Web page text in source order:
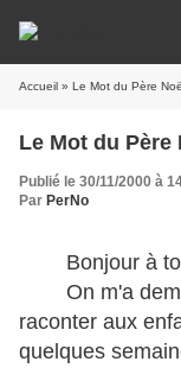
Accueil » Le Mot du Père
Le Mot du Père
Publié le 30/11/2000 à
Par PerNo
Bonjour à
On m'a
raconter aux
quelques